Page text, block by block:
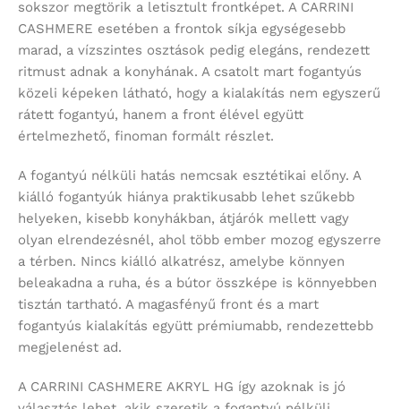
sokszor megtörik a letisztult frontképet. A CARRINI
CASHMERE esetében a frontok síkja egységesebb
marad, a vízszintes osztások pedig elegáns, rendezett
ritmust adnak a konyhának. A csatolt mart fogantyús
közeli képeken látható, hogy a kialakítás nem egyszerű
rátett fogantyú, hanem a front élével együtt
értelmezhető, finoman formált részlet.
A fogantyú nélküli hatás nemcsak esztétikai előny. A
kiálló fogantyúk hiánya praktikusabb lehet szűkebb
helyeken, kisebb konyhákban, átjárók mellett vagy
olyan elrendezésnél, ahol több ember mozog egyszerre
a térben. Nincs kiálló alkatrész, amelybe könnyen
beleakadna a ruha, és a bútor összképe is könnyebben
tisztán tartható. A magasfényű front és a mart
fogantyús kialakítás együtt prémiumabb, rendezettebb
megjelenést ad.
A CARRINI CASHMERE AKRYL HG így azoknak is jó